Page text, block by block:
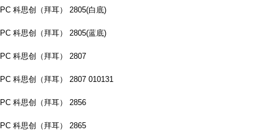
PC 科思创（拜耳） 2805(白底)
PC 科思创（拜耳） 2805(蓝底)
PC 科思创（拜耳） 2807
PC 科思创（拜耳） 2807 010131
PC 科思创（拜耳） 2856
PC 科思创（拜耳） 2865